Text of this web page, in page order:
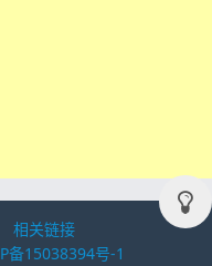
相关链接
备15038394号-1